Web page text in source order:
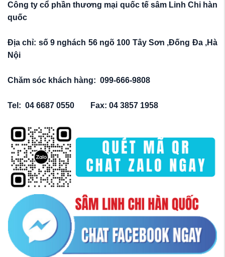
Công ty cổ phần thương mại quốc tế sâm Linh Chi hàn
quốc
Địa chỉ: số 9 nghách 56 ngõ 100 Tây Sơn ,Đống Đa ,Hà
Nội
Chăm sóc khách hàng: 099-666-9808
Tel: 04 6687 0550 Fax: 04 3857 1958